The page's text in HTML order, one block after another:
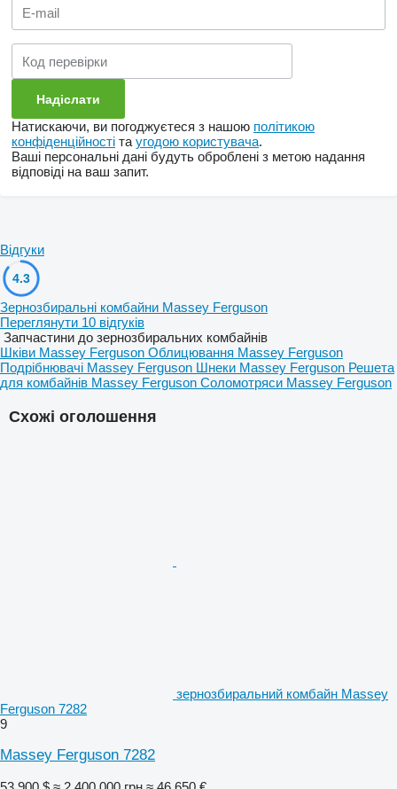
Натискаючи, ви погоджуєтеся з нашою політикою
конфіденційності та угодою користувача.
Ваші персональні дані будуть оброблені з метою надання
відповіді на ваш запит.
Схожі оголошення
зернозбиральний комбайн Massey
Ferguson 7282
9
Massey Ferguson 7282
Відгуки
4.3
Зернозбиральні комбайни Massey Ferguson
Переглянути 10 відгуків
Запчастини до зернозбиральних комбайнів
Шківи Massey Ferguson Облицювання Massey Ferguson
Подрібнювачі Massey Ferguson Шнеки Massey Ferguson Решета
для комбайнів Massey Ferguson Соломотряси Massey Ferguson